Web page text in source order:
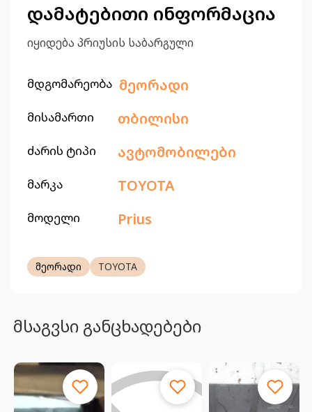
დამატებითი ინფორმაცია
იყიდება პრიუსის საბარგული
მდგომარეობა მეორადი
მისამართი თბილისი
ძარის ტიპი ავტომობილები
მარკა TOYOTA
მოდელი Prius
მეორადი TOYOTA
მსაგვსი განცხადებები